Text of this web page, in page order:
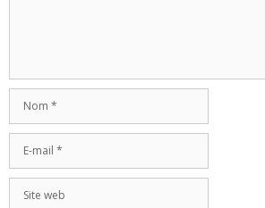
mail
web